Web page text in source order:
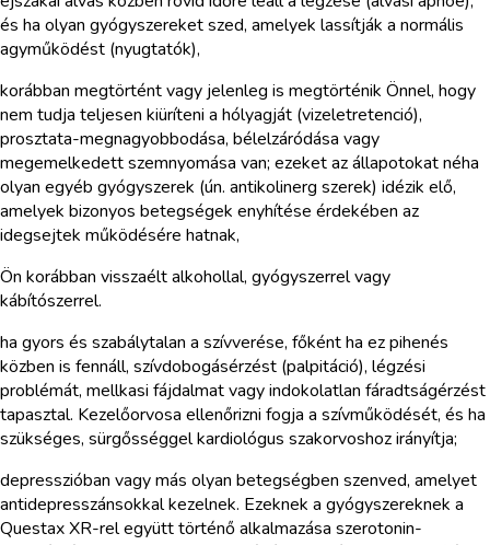
és ha olyan gyógyszereket szed, amelyek lassítják a normális
agyműködést (nyugtatók),
korábban megtörtént vagy jelenleg is megtörténik Önnel, hogy
nem tudja teljesen kiüríteni a hólyagját (vizeletretenció),
prosztata-megnagyobbodása, bélelzáródása vagy
megemelkedett szemnyomása van; ezeket az állapotokat néha
olyan egyéb gyógyszerek (ún. antikolinerg szerek) idézik elő,
amelyek bizonyos betegségek enyhítése érdekében az
idegsejtek működésére hatnak,
Ön korábban visszaélt alkohollal, gyógyszerrel vagy
kábítószerrel.
ha gyors és szabálytalan a szívverése, főként ha ez pihenés
közben is fennáll, szívdobogásérzést (palpitáció), légzési
problémát, mellkasi fájdalmat vagy indokolatlan fáradtságérzést
tapasztal. Kezelőorvosa ellenőrizni fogja a szívműködését, és ha
szükséges, sürgősséggel kardiológus szakorvoshoz irányítja;
depresszióban vagy más olyan betegségben szenved, amelyet
antidepresszánsokkal kezelnek. Ezeknek a gyógyszereknek a
Questax XR-rel együtt történő alkalmazása szerotonin-